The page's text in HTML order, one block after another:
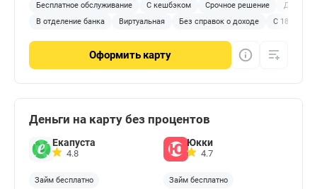
Бесплатное обслуживание С кешбэком Срочное решение
В отделение банка
Виртуальная Без справок о доходе С 18 лет
Оформить карту
Деньги на карту без процентов
Екапуста
4.8
Займ бесплатно
Юкки
4.7
Займ бесплатно